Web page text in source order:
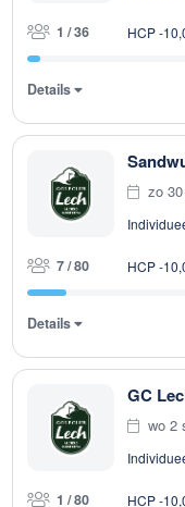
1 / 36 HCP -
Details
zo
7 / 80 HCP -
Details
GC
wo 2
1 / 80 HCP -